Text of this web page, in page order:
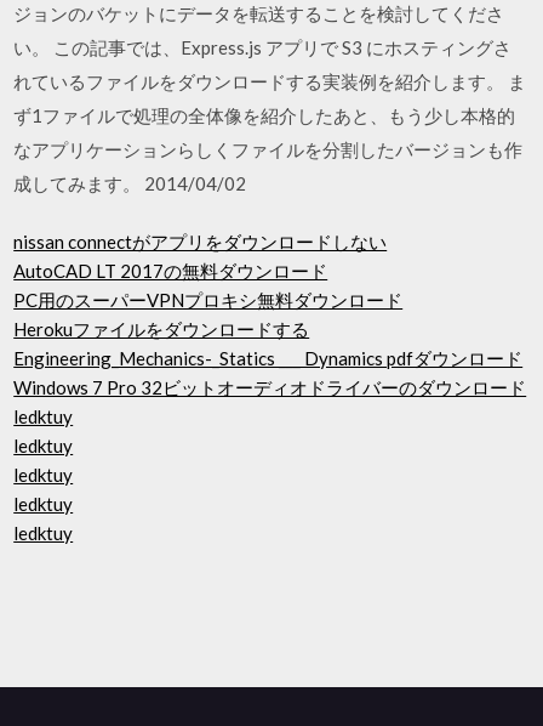
ジョンのバケットにデータを転送することを検討してくださ
い。 この記事では、Express.js アプリで S3 にホスティングさ
れているファイルをダウンロードする実装例を紹介します。 ま
ず1ファイルで処理の全体像を紹介したあと、もう少し本格的
なアプリケーションらしくファイルを分割したバージョンも作
成してみます。 2014/04/02
nissan connectがアプリをダウンロードしない
AutoCAD LT 2017の無料ダウンロード
PC用のスーパーVPNプロキシ無料ダウンロード
Herokuファイルをダウンロードする
Engineering_Mechanics-_Statics ___ Dynamics pdfダウンロード
Windows 7 Pro 32ビットオーディオドライバーのダウンロード
ledktuy
ledktuy
ledktuy
ledktuy
ledktuy